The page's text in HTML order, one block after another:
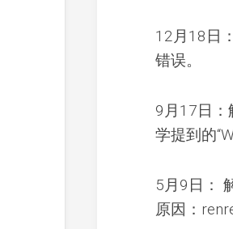
12月18日
错误。
9月17日：
学提到的
5月9日：
原因：